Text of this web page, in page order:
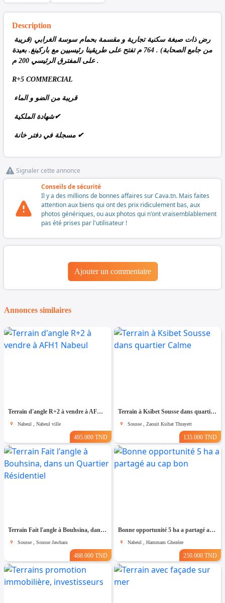
Description
رض ذات صبغة سكنية تجارية و مقسمة بحمام سوسة الغرابي (قريبة
من جامع الصحابة) . 764 م تفتح على طريقينا رئيسيين مع باركينغ. بعيدة
على المفترق الرئيسي 200 م.
R+5 COMMERCIAL
قريبة من الضو و الماء
شهادة الملكية✔
مسجلة في دفتر خانة ✔
Signaler cette annonce
Conseils de sécurité
Il y a des millions de bonnes affaires sur Cava.tn. Mais faites
attention aux biens qui ont des prix ridiculement bas, aux
photos génériques, ou aux photos qui n'ont vraisemblablement
pas été prises par l'utilisateur !
Ajouter un commentaire
Annonces similaires
Terrain d'angle R+2 à vendre à AFH1 Nabeul
Nabeul , Nabeul ville
495.000 TND
Terrain à Ksibet Sousse dans quartier Calme
Sousse , Zaouit Ksibat Thrayett
135.000 TND
Terrain Fait l'angle à Bouhsina, dans un Quartier Résidentiel
Sousse , Sousse Jawhara
488.000 TND
Bonne opportunité 5 ha a partagé au cap bon
Nabeul , Hammam Ghezèze
250.000 TND